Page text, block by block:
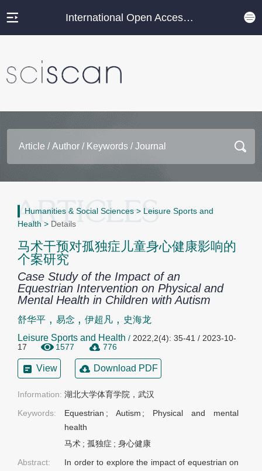
International Open Access Journal Platform
Humanities & Social Sciences > Leisure Sports and
Health > Details
马术干预对孤独症儿童身心健康影响的
个案研究
Case Study of the Impact of an
Equestrian Intervention on Physical and
Mental Health in Children with Autism
舒华平 , 易念 ,伊超凡 , 史海龙
Leisure Sports and Health / 2022,2(4): 35-41 / 2023-10-
17
1577 776
View Download PDF
Information: 湖北大学体育学院，武汉
Keywords:
Equestrian ; Autism ; Physical and mental
health
马术 ; 孤独症 ; 身心健康
Abstract:
In order to explore the impact of equestrian on